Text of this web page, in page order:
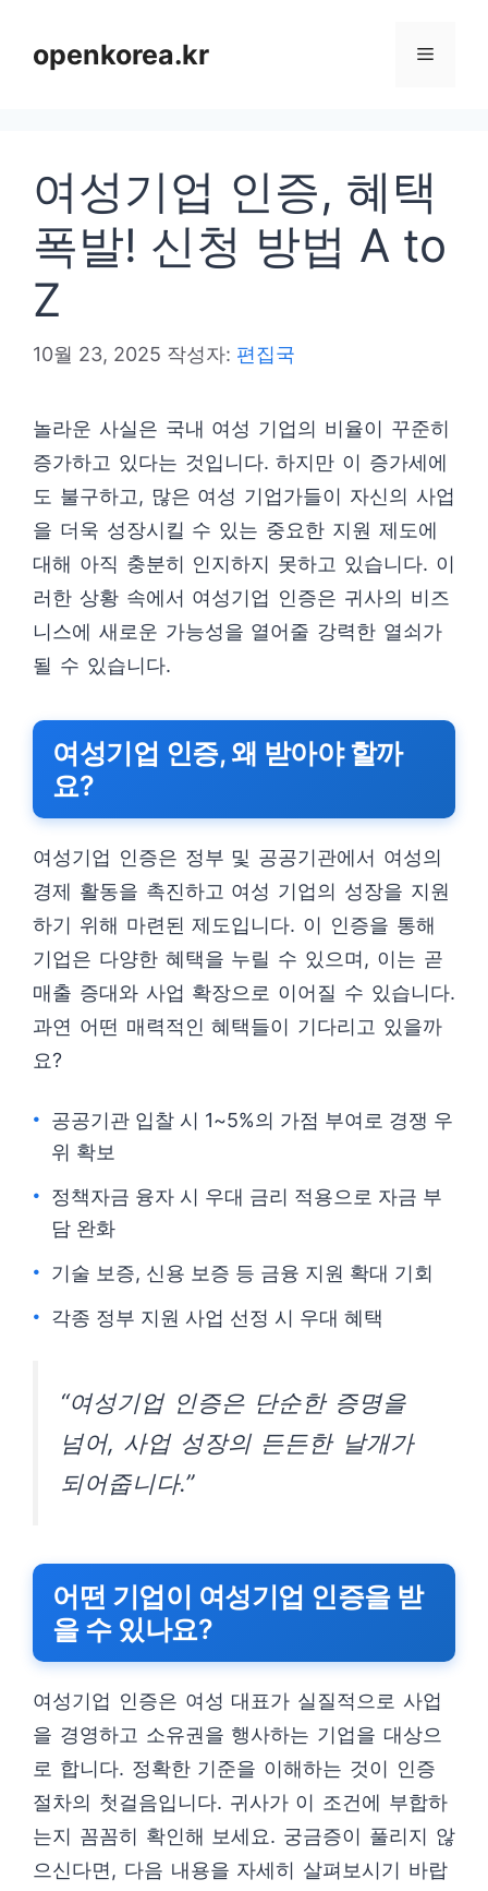
openkorea.kr 메
여성기업 인증, 혜택
폭발! 신청 방법 A to
Z
10월 23, 2025 작성자: 편집국
놀라운 사실은 국내 여성 기업의 비율이 꾸준히
증가하고 있다는 것입니다. 하지만 이 증가세에
도 불구하고, 많은 여성 기업가들이 자신의 사업
을 더욱 성장시킬 수 있는 중요한 지원 제도에
대해 아직 충분히 인지하지 못하고 있습니다. 이
러한 상황 속에서 여성기업 인증은 귀사의 비즈
니스에 새로운 가능성을 열어줄 강력한 열쇠가
될 수 있습니다.
여성기업 인증, 왜 받아야 할까
요?
여성기업 인증은 정부 및 공공기관에서 여성의
경제 활동을 촉진하고 여성 기업의 성장을 지원
하기 위해 마련된 제도입니다. 이 인증을 통해
기업은 다양한 혜택을 누릴 수 있으며, 이는 곧
매출 증대와 사업 확장으로 이어질 수 있습니다.
과연 어떤 매력적인 혜택들이 기다리고 있을까
요?
공공기관 입찰 시 1~5%의 가점 부여로 경쟁 우
위 확보
정책자금 융자 시 우대 금리 적용으로 자금 부
담 완화
기술 보증, 신용 보증 등 금융 지원 확대 기회
각종 정부 지원 사업 선정 시 우대 혜택
“여성기업 인증은 단순한 증명을
넘어, 사업 성장의 든든한 날개가
되어줍니다.”
어떤 기업이 여성기업 인증을 받
을 수 있나요?
여성기업 인증은 여성 대표가 실질적으로 사업
을 경영하고 소유권을 행사하는 기업을 대상으
로 합니다. 정확한 기준을 이해하는 것이 인증
절차의 첫걸음입니다. 귀사가 이 조건에 부합하
는지 꼼꼼히 확인해 보세요. 궁금증이 풀리지 않
으신다면, 다음 내용을 자세히 살펴보시기 바랍